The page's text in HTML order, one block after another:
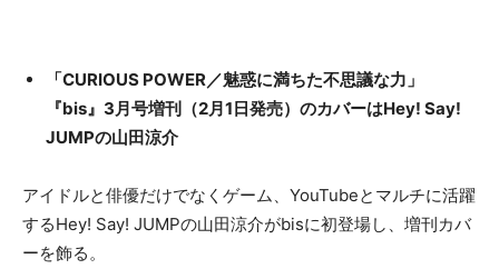
「CURIOUS POWER／魅惑に満ちた不思議な力」
『bis』3月号増刊（2月1日発売）のカバーはHey! Say!
JUMPの山田涼介
アイドルと俳優だけでなくゲーム、YouTubeとマルチに活躍
するHey! Say! JUMPの山田涼介がbisに初登場し、増刊カバ
ーを飾る。